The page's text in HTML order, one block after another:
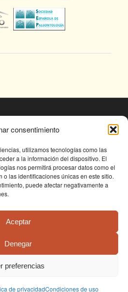
consentimiento
utilizamos tecnologías como las
a la información del dispositivo. El
nos permitirá procesar datos como el
o las identificaciones únicas en este sitio.
puede afectar negativamente a
Aceptar
Denegar
preferencias
de privacidadCondiciones de uso
Paleontológico de Teruel
s/n, 44002 TERUEL,
61 76 30, email:
de privacidad